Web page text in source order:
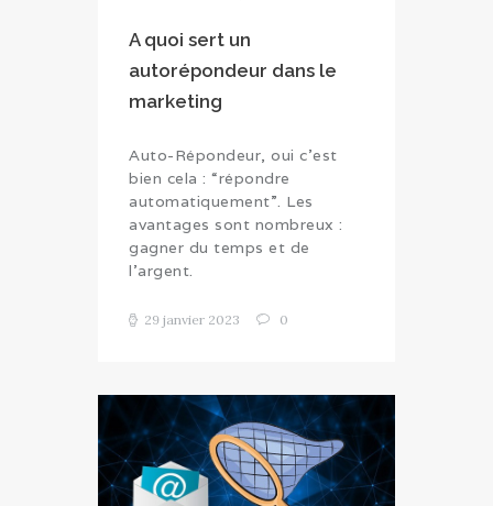
A quoi sert un
autorépondeur dans le
marketing
Auto-Répondeur, oui c’est
bien cela : “répondre
automatiquement”. Les
avantages sont nombreux :
gagner du temps et de
l’argent.
29 janvier 2023 0